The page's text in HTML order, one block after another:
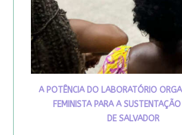
A POTÊNCIA DO LABORATÓRIO
FEMINISTA PARA A
DE SALVADOR